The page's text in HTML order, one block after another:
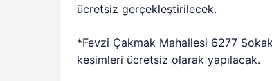
ücretsiz gerçekleştirilecek.
*Fevzi Çakmak Mahallesi 6277
kesimleri ücretsiz olarak yapılacak.